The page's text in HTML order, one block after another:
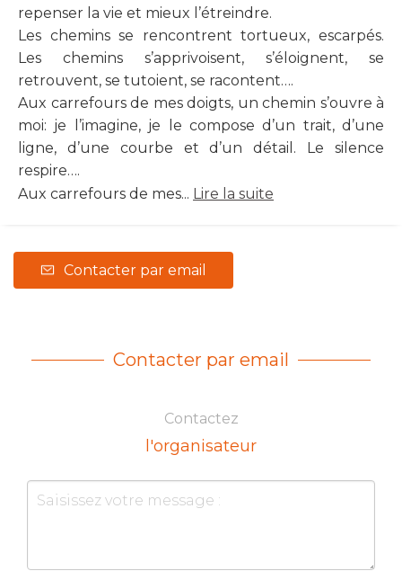
repenser la vie et mieux l’étreindre.
Les chemins se rencontrent tortueux, escarpés.
Les chemins s’apprivoisent, s’éloignent, se
retrouvent, se tutoient, se racontent….
Aux carrefours de mes doigts, un chemin s’ouvre à
moi: je l’imagine, je le compose d’un trait, d’une
ligne, d’une courbe et d’un détail. Le silence
respire….
Aux carrefours de mes... Lire la suite
Contacter par email
Contacter par email
Contactez
l'organisateur